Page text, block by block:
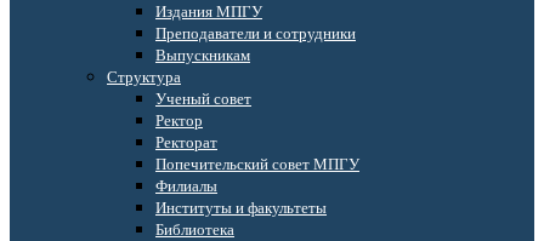
Издания МПГУ
Преподаватели и сотрудники
Выпускникам
Структура
Ученый совет
Ректор
Ректорат
Попечительский совет МПГУ
Филиалы
Институты и факультеты
Библиотека